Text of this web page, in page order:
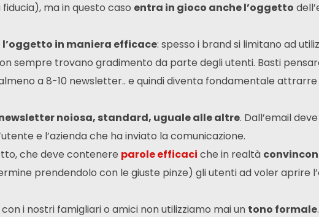
ma in questo caso entra in gioco anche l’oggetto
in maniera efficace: spesso i brand si limitano ad
sempre trovano gradimento da parte degli utenti. Basti
a 8-10 newsletter.. e quindi diventa fondamentale
noiosa, standard, uguale alle altre. Dall’email deve
e l’azienda che ha inviato la comunicazione.
che deve contenere parole efficaci che in realtà
prendendolo con le giuste pinze) gli utenti ad voler aprire
i nostri famigliari o amici non utilizziamo mai un tono formale.